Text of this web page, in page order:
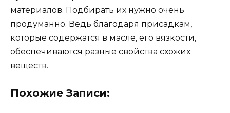
материалов. Подбирать их нужно очень
продуманно. Ведь благодаря присадкам,
которые содержатся в масле, его вязкости,
обеспечиваются разные свойства схожих
веществ.
Похожие Записи: